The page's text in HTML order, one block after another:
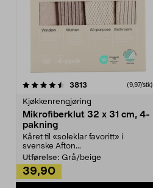
3813 anmeldelser(9,97/stk)
Kjøkkenrengjøring
Mikrofiberklut 32 x 31 cm, 4-
pakning
Kåret til «soleklar favoritt» i
svenske Afton...
Utførelse: Grå/beige
39,90
4.5av 5 stjerner